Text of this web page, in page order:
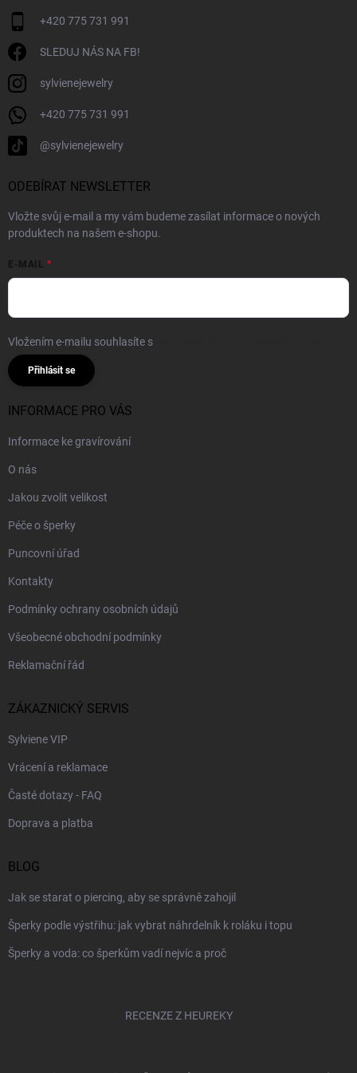
+420 775 731 991
SLEDUJ NÁS NA FB!
sylvienejewelry
+420 775 731 991
@sylvienejewelry
ODEBÍRAT NEWSLETTER
Vložte svůj e-mail a my vám budeme zasílat informace o nových
produktech na našem e-shopu.
E-MAIL
Vložením e-mailu souhlasíte s
Přihlásit se
INFORMACE PRO VÁS
Informace ke gravírování
O nás
Jakou zvolit velikost
Péče o šperky
Puncovní úřad
Kontakty
Podmínky ochrany osobních údajů
Všeobecné obchodní podmínky
Reklamační řád
ZÁKAZNICKÝ SERVIS
Sylviene VIP
Vrácení a reklamace
Časté dotazy - FAQ
Doprava a platba
BLOG
Jak se starat o piercing, aby se správně zahojil
Šperky podle výstřihu: jak vybrat náhrdelník k roláku i topu
Šperky a voda: co šperkům vadí nejvíc a proč
RECENZE Z HEUREKY